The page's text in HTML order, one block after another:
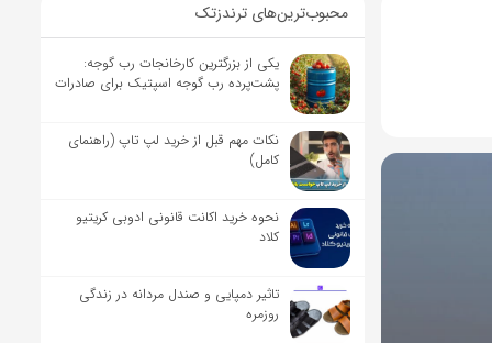
محبوب‌ترین‌های ترندزتک
یکی از بزرگترین کارخانجات رب گوجه:
پشت‌پرده رب گوجه اسپتیک برای صادرات
نکات مهم قبل از خرید لپ تاپ (راهنمای
کامل)
نحوه خرید اکانت قانونی ادوبی کریتیو
کلاد
تاثیر دمپایی و صندل مردانه در زندگی
روزمره